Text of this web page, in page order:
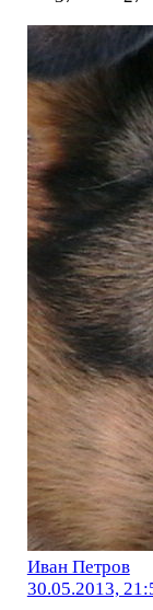
Иван Петров
30.05.2013,